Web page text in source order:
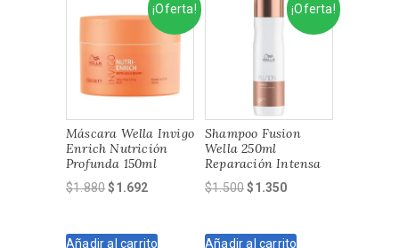
¡Oferta!
Máscara Wella Invigo
Enrich Nutrición
Profunda 150ml
$1.880El
era:
$1.692
es:
Añadir al carrito
¡Oferta!
Shampoo Fusion
Wella 250ml
Reparación Intensa
$1.500El
era:
$1.350El
es:
Añadir al carrito